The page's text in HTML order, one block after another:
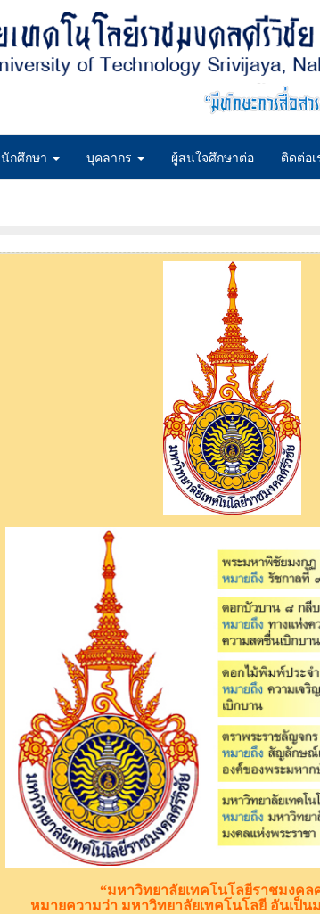
นักศึกษา บุคลากร ผู้สนใจศึกษาต่อ ติดต่อเ
“มหาวิทยาลัยเทคโนโลยีราชมงคล
หมายความว่า มหาวิทยาลัยเทคโนโลยี อันเป็น